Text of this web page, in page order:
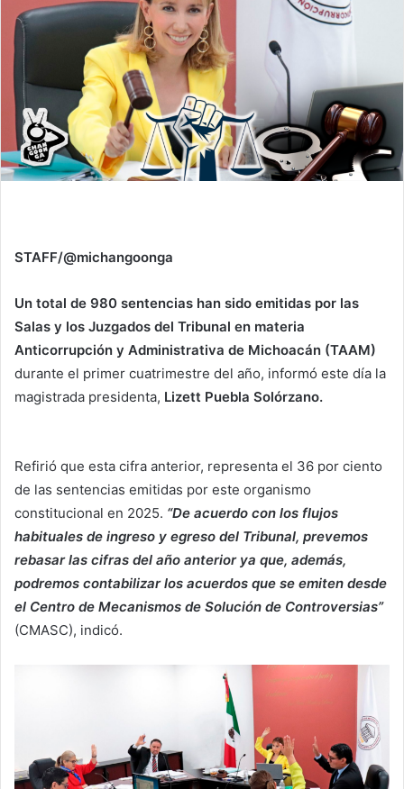
STAFF/@michangoonga
Un total de 980 sentencias han sido emitidas por las
Salas y los Juzgados del Tribunal en materia
Anticorrupción y Administrativa de Michoacán (TAAM)
durante el primer cuatrimestre del año, informó este día la
magistrada presidenta, Lizett Puebla Solórzano.
Refirió que esta cifra anterior, representa el 36 por ciento
de las sentencias emitidas por este organismo
constitucional en 2025. “De acuerdo con los flujos
habituales de ingreso y egreso del Tribunal, prevemos
rebasar las cifras del año anterior ya que, además,
podremos contabilizar los acuerdos que se emiten desde
el Centro de Mecanismos de Solución de Controversias”
(CMASC), indicó.